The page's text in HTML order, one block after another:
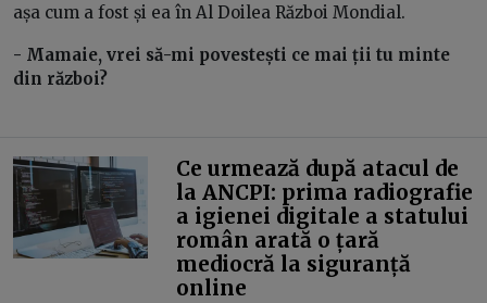
așa cum a fost și ea în Al Doilea Război Mondial.
- Mamaie, vrei să-mi povestești ce mai ții tu minte
din război?
Ce urmează după atacul de
la ANCPI: prima radiografie
a igienei digitale a statului
român arată o țară
mediocră la siguranță
online